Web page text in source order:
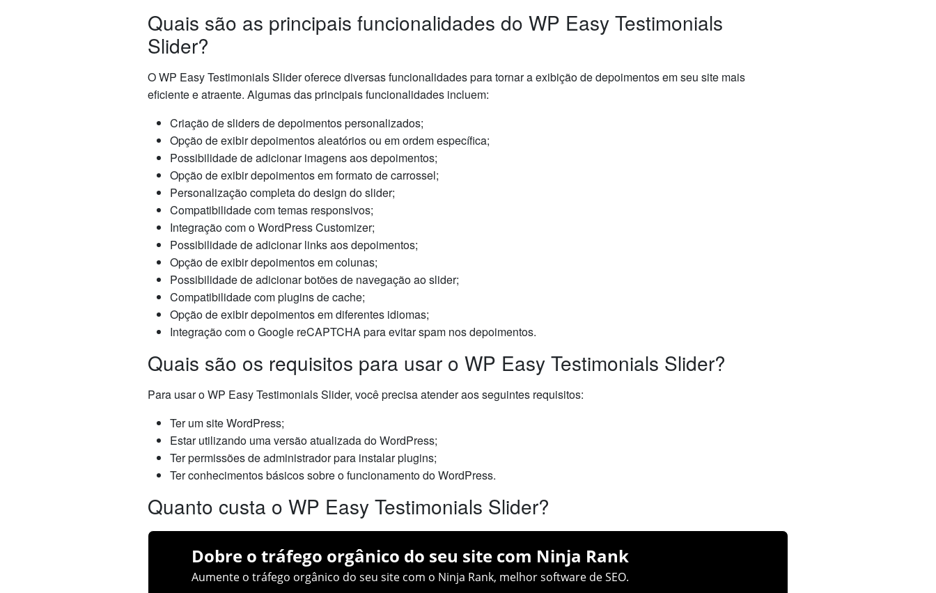
Quais são as principais funcionalidades do WP Easy Testimonials
Slider?
O WP Easy Testimonials Slider oferece diversas funcionalidades para tornar a exibição de depoimentos em seu site mais
eficiente e atraente. Algumas das principais funcionalidades incluem:
Criação de sliders de depoimentos personalizados;
Opção de exibir depoimentos aleatórios ou em ordem específica;
Possibilidade de adicionar imagens aos depoimentos;
Opção de exibir depoimentos em formato de carrossel;
Personalização completa do design do slider;
Compatibilidade com temas responsivos;
Integração com o WordPress Customizer;
Possibilidade de adicionar links aos depoimentos;
Opção de exibir depoimentos em colunas;
Possibilidade de adicionar botões de navegação ao slider;
Compatibilidade com plugins de cache;
Opção de exibir depoimentos em diferentes idiomas;
Integração com o Google reCAPTCHA para evitar spam nos depoimentos.
Quais são os requisitos para usar o WP Easy Testimonials Slider?
Para usar o WP Easy Testimonials Slider, você precisa atender aos seguintes requisitos:
Ter um site WordPress;
Estar utilizando uma versão atualizada do WordPress;
Ter permissões de administrador para instalar plugins;
Ter conhecimentos básicos sobre o funcionamento do WordPress.
Quanto custa o WP Easy Testimonials Slider?
Dobre o tráfego orgânico do seu site com Ninja Rank
Aumente o tráfego orgânico do seu site com o Ninja Rank, melhor software de SEO.